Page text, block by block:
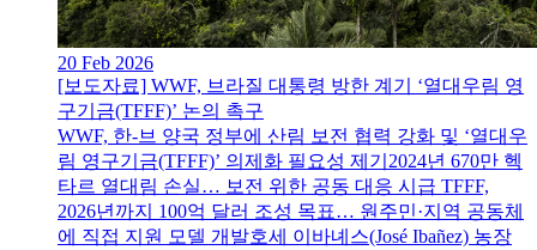
20 Feb 2026
[보도자료] WWF, 브라질 대통령 방한 계기 ‘열대우림 영
구기금(TFFF)’ 논의 촉구
WWF, 한-브 양국 정부에 산림 보전 협력 강화 및 ‘열대우
림 영구기금(TFFF)’ 의제화 필요성 제기2024년 670만 헥
타르 열대림 손실… 보전 위한 공동 대응 시급 TFFF,
2026년까지 100억 달러 조성 목표… 원주민·지역 공동체
에 직접 지원 모델 개발호세 이바녜스(José Ibañez) 농장